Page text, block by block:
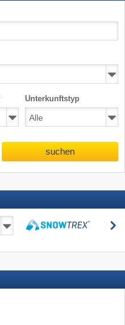
Unterkunftstyp
suchen